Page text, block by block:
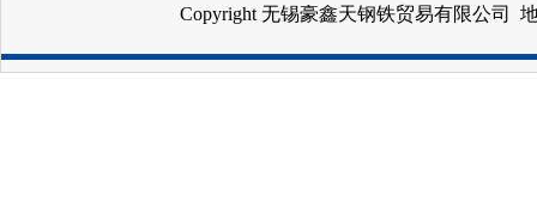
Copyright 无锡豪鑫天钢铁贸易有限公司